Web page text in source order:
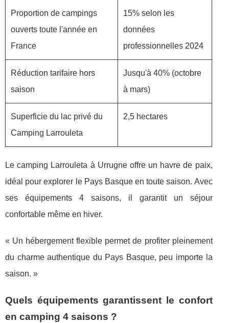
Proportion de campings
ouverts toute l'année en
France
15% selon les
données
professionnelles 2024
Réduction tarifaire hors
saison
Jusqu'à 40% (octobre
à mars)
Superficie du lac privé du
Camping Larrouleta
2,5 hectares
Le camping Larrouleta à Urrugne offre un havre de paix,
idéal pour explorer le Pays Basque en toute saison. Avec
ses équipements 4 saisons, il garantit un séjour
confortable même en hiver.
« Un hébergement flexible permet de profiter pleinement
du charme authentique du Pays Basque, peu importe la
saison. »
Quels équipements garantissent le confort
en camping 4 saisons ?